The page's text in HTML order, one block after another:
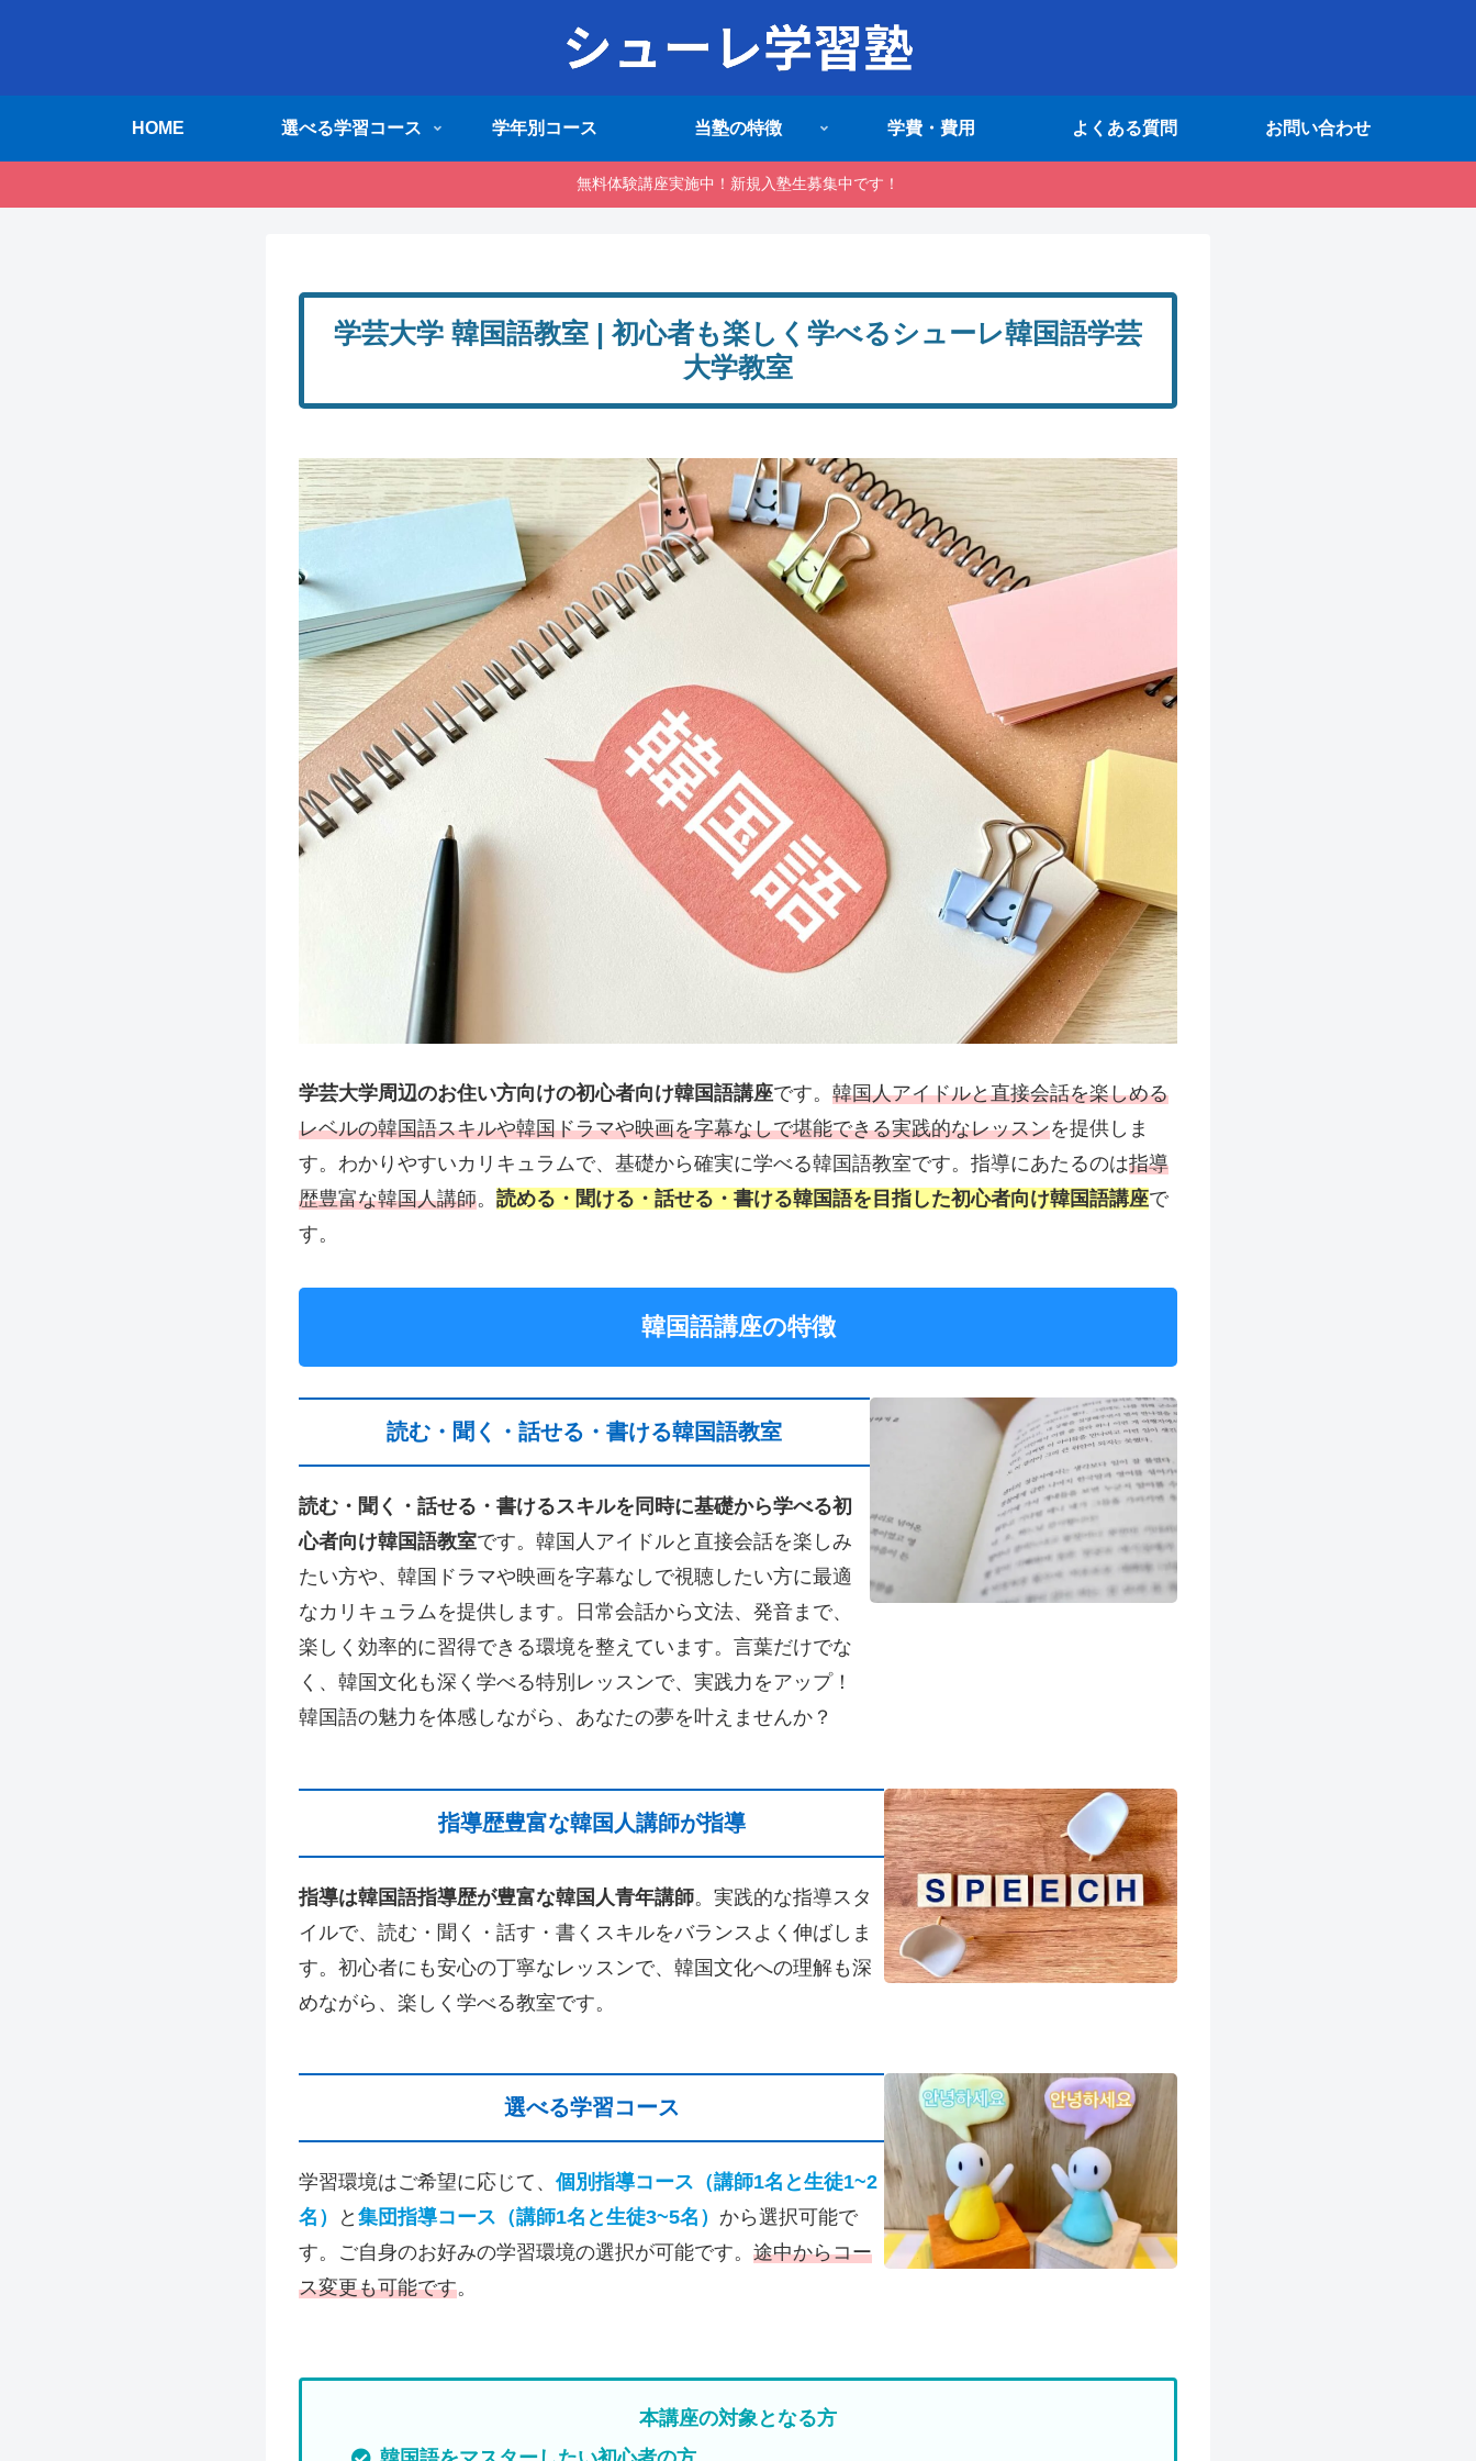
HOME 選べる学習コース 学年別コース 当塾の特徴 学費・費用 よくある質問 お問い合わせ
無料体験講座実施中！新規入塾生募集中です！
学芸大学 韓国語教室 | 初心者も楽しく学べるシューレ韓国語学芸
大学教室
学芸大学周辺のお住い方向けの初心者向け韓国語講座です。 韓国人アイドルと直接会話を楽しめる
レベルの韓国語スキルや韓国ドラマや映画を字幕なしで堪能できる実践的なレッスンを提供しま
す。わかりやすいカリキュラムで、基礎から確実に学べる韓国語教室です。指導にあたるのは指導
歴豊富な韓国人講師。 読める・聞ける・話せる・書ける韓国語を目指した初心者向け韓国語講座で
す。
韓国語講座の特徴
読む・聞く・話せる・書ける韓国語教室
読む・聞く・話せる・書けるスキルを同時に基礎から学べる初
心者向け韓国語教室です。韓国人アイドルと直接会話を楽しみ
たい方や、韓国ドラマや映画を字幕なしで視聴したい方に最適
なカリキュラムを提供します。日常会話から文法、発音まで、
楽しく効率的に習得できる環境を整えています。言葉だけでな
く、韓国文化も深く学べる特別レッスンで、実践力をアップ！
韓国語の魅力を体感しながら、あなたの夢を叶えませんか？
指導歴豊富な韓国人講師が指導
指導は韓国語指導歴が豊富な韓国人青年講師。実践的な指導スタ
イルで、読む・聞く・話す・書くスキルをバランスよく伸ばしま
す。初心者にも安心の丁寧なレッスンで、韓国文化への理解も深
めながら、楽しく学べる教室です。
選べる学習コース
学習環境はご希望に応じて、 個別指導コース（講師1名と生徒1~2
名）
と 集団指導コース（講師1名と生徒3~5名） から選択可能で
す。ご自身のお好みの学習環境の選択が可能です。 途中からコー
ス変更も可能です。
本講座の対象となる方